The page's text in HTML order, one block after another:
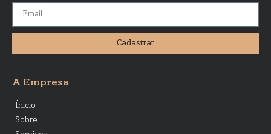
Cadastrar
A Empresa
Ínicio
Sobre